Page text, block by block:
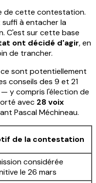
de cette contestation.
à entacher la
C'est sur cette base
ont décidé d'agir, en
de trancher.
sont potentiellement
conseils des 9 et 21
y compris l'élection de
avec 28 voix
Pascal Méchineau.
de la contestation
considérée
le 26 mars